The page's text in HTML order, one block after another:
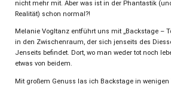
nicht mehr mit. Aber was ist in der Phantastik
Realität) schon normal?!
Melanie Vogltanz entführt uns mit „Backstage –
in den Zwischenraum, der sich jenseits des
Jenseits befindet. Dort, wo man weder tot noch
etwas von beidem.
Mit großem Genuss las ich Backstage in